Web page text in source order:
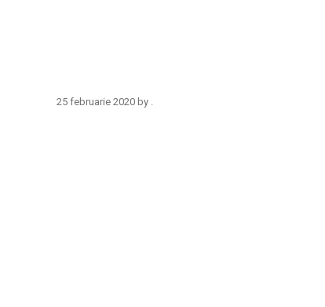
25 februarie 2020 by .